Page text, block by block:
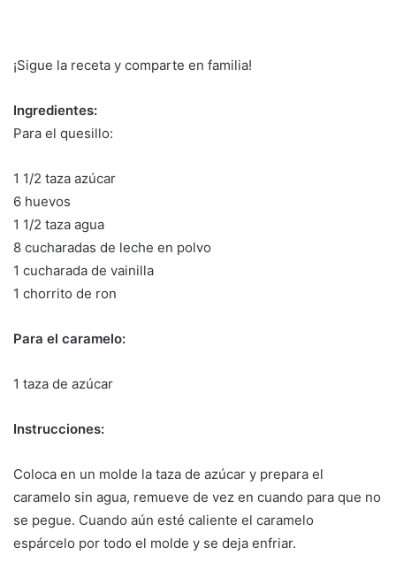
¡Sigue la receta y comparte en familia!
Ingredientes:
Para el quesillo:
1 1/2 taza azúcar
6 huevos
1 1/2 taza agua
8 cucharadas de leche en polvo
1 cucharada de vainilla
1 chorrito de ron
Para el caramelo:
1 taza de azúcar
Instrucciones:
Coloca en un molde la taza de azúcar y prepara el
caramelo sin agua, remueve de vez en cuando para que no
se pegue. Cuando aún esté caliente el caramelo
espárcelo por todo el molde y se deja enfriar.